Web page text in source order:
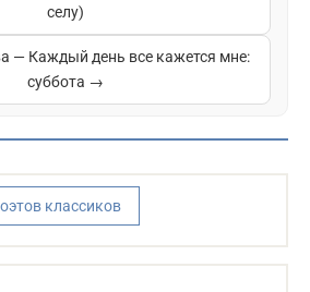
селу)
— Каждый день все кажется мне:
суббота →
классиков